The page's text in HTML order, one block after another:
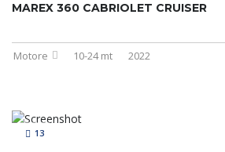
MAREX 360 CABRIOLET CRUISER
Motore 10-24 mt 2022
13